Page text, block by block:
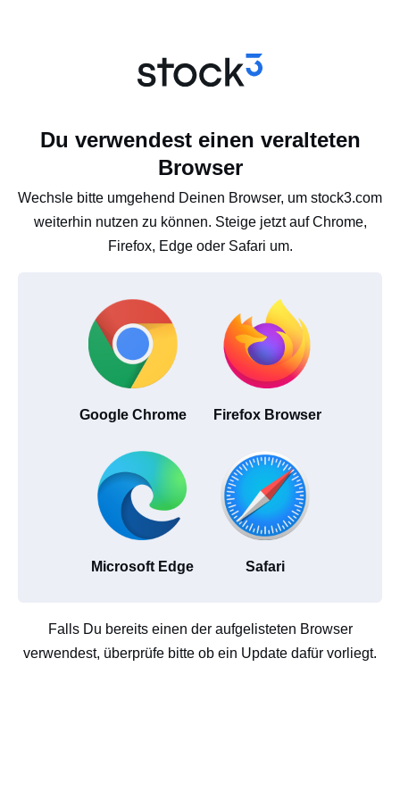
Du verwendest einen veralteten
Browser
Wechsle bitte umgehend Deinen Browser, um stock3.com
weiterhin nutzen zu können. Steige jetzt auf Chrome,
Firefox, Edge oder Safari um.
Google Chrome Firefox Browser
Microsoft Edge Safari
Falls Du bereits einen der aufgelisteten Browser
verwendest, überprüfe bitte ob ein Update dafür vorliegt.